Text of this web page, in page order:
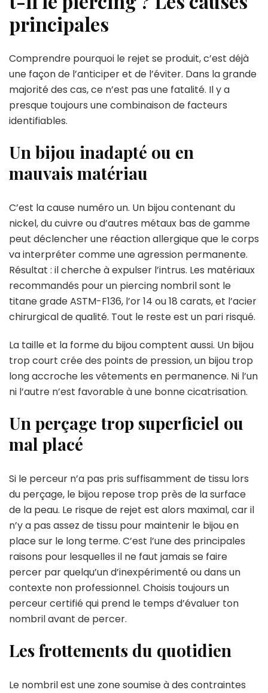
principales
Comprendre pourquoi le rejet se produit, c’est déjà
une façon de l’anticiper et de l’éviter. Dans la grande
majorité des cas, ce n’est pas une fatalité. Il y a
presque toujours une combinaison de facteurs
identifiables.
Un bijou inadapté ou en
mauvais matériau
C’est la cause numéro un. Un bijou contenant du
nickel, du cuivre ou d’autres métaux bas de gamme
peut déclencher une réaction allergique que le corps
va interpréter comme une agression permanente.
Résultat : il cherche à expulser l’intrus. Les matériaux
recommandés pour un piercing nombril sont le
titane grade ASTM-F136, l’or 14 ou 18 carats, et l’acier
chirurgical de qualité. Tout le reste est un pari risqué.
La taille et la forme du bijou comptent aussi. Un bijou
trop court crée des points de pression, un bijou trop
long accroche les vêtements en permanence. Ni l’un
ni l’autre n’est favorable à une bonne cicatrisation.
Un perçage trop superficiel ou
mal placé
Si le perceur n’a pas pris suffisamment de tissu lors
du perçage, le bijou repose trop près de la surface
de la peau. Le risque de rejet est alors maximal, car il
n’y a pas assez de tissu pour maintenir le bijou en
place sur le long terme. C’est l’une des principales
raisons pour lesquelles il ne faut jamais se faire
percer par quelqu’un d’inexpérimenté ou dans un
contexte non professionnel. Choisis toujours un
perceur certifié qui prend le temps d’évaluer ton
nombril avant de percer.
Les frottements du quotidien
Le nombril est une zone soumise à des contraintes